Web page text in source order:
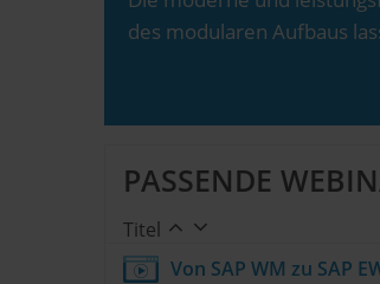
des modularen Aufbaus
PASSENDE
Titel
Von SAP WM zu SAP